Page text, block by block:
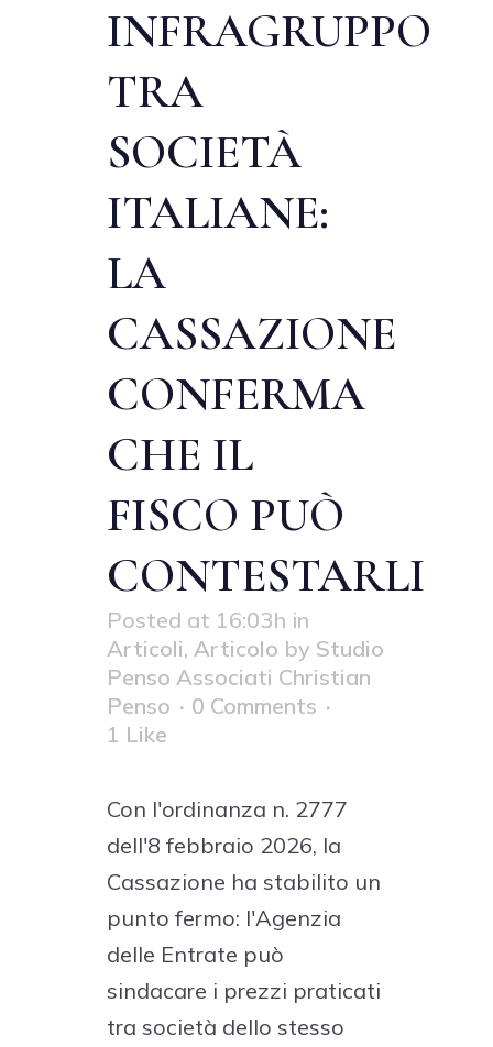
INFRAGRUPPO
TRA
SOCIETÀ
ITALIANE:
LA
CASSAZIONE
CONFERMA
CHE IL
FISCO PUÒ
CONTESTARLI
Posted at 16:03h in
Articoli, Articolo by Studio
Penso Associati Christian
Penso
0 Comments
1 Like
Con l'ordinanza n. 2777
dell'8 febbraio 2026, la
Cassazione ha stabilito un
punto fermo: l'Agenzia
delle Entrate può
sindacare i prezzi praticati
tra società dello stesso